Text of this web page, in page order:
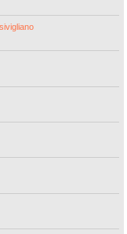
sivigliano